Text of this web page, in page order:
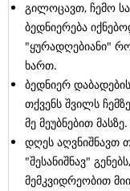
გილოცავთ, ჩემო
ბედნიერება
"ყურადღებიანი"
ხართ.
ბედნიერ
თქვენს შვილს
მე მეუბნებით
დღეს აღვნიშნავთ
"შესანიშნავ"
მემკვიდრეობით